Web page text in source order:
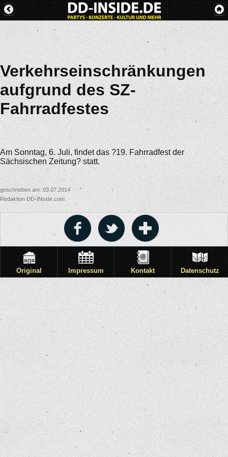
Verkehrseinschränkungen
aufgrund des SZ-
Fahrradfestes
Am Sonntag, 6. Juli, findet das ?19. Fahrradfest der
Sächsischen Zeitung? statt.
geschrieben am: 03.07.2014
Redaktion DD-INside.com
Original Impressum Kontakt Datenschutz